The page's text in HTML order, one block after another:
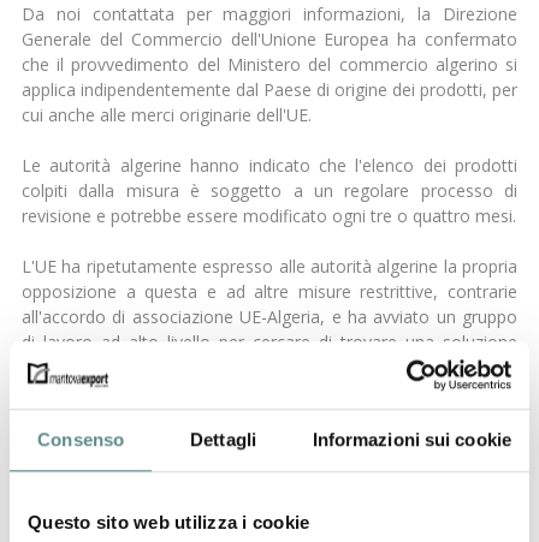
Consenso Dettagli Informazioni sui cookie
Questo sito web utilizza i cookie
Da noi contattata per maggiori informazioni, la Direzione
Generale del Commercio dell'Unione Europea ha confermato
che il provvedimento del Ministero del commercio algerino si
applica indipendentemente dal Paese di origine dei prodotti, per
cui anche alle merci originarie dell'UE.
Le autorità algerine hanno indicato che l'elenco dei prodotti
colpiti dalla misura è soggetto a un regolare processo di
revisione e potrebbe essere modificato ogni tre o quattro mesi.
L'UE ha ripetutamente espresso alle autorità algerine la propria
opposizione a questa e ad altre misure restrittive, contrarie
all'accordo di associazione UE-Algeria, e ha avviato un gruppo
di lavoro ad alto livello per cercare di trovare una soluzione
negoziale.
L'ultimo incontro con le autorità algerine si è svolto il 19 marzo
2019 ad Algeri.